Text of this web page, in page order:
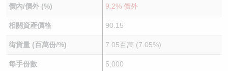
價內/價外 (%) 9.2% 價外
相關資產價格 90.15
街貨量 (百萬份/%) 7.05百萬 (7.05%)
每手份數 5,000